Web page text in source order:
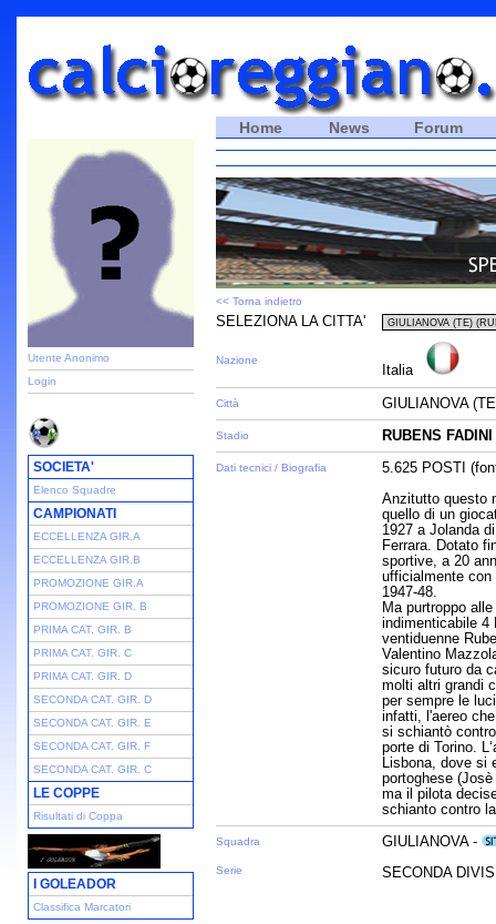
Utente Anonimo
Login
SOCIETA'
Elenco Squadre
CAMPIONATI
ECCELLENZA GIR.A
ECCELLENZA GIR.B
PROMOZIONE GIR.A
PROMOZIONE GIR. B
PRIMA CAT. GIR. B
PRIMA CAT. GIR. C
PRIMA CAT. GIR. D
SECONDA CAT. GIR. D
SECONDA CAT. GIR. E
SECONDA CAT. GIR. F
SECONDA CAT. GIR. C
LE COPPE
Risultati di Coppa
I GOLEADOR
Classifica Marcatori
Home News Forum
<< Torna indietro
SELEZIONA LA CITTA'
Nazione
Italia
Città GIULIANOVA
Stadio RUBENS FADINI
Dati tecnici / Biografia
5.625 POSTI
Anzitutto questo
quello di un
1927 a Jolanda
Ferrara. Dotato
sportive, a 20
ufficialmente con
1947-48.
Ma purtroppo
indimenticabile 4
ventiduenne
Valentino
sicuro futuro da
molti altri grandi
per sempre le
infatti, l'aereo
si schiantò
porte di Torino.
Lisbona, dove si
portoghese
ma il pilota
schianto contro
Squadra
Serie
GIULIANOVA -
SECONDA